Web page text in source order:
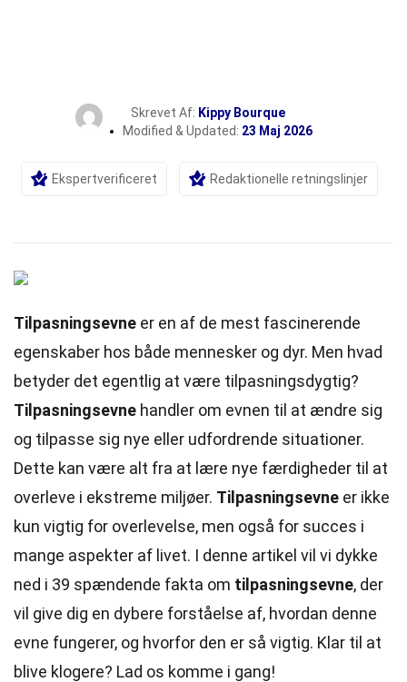
Skrevet Af: Kippy Bourque
Modified & Updated: 23 Maj 2026
Ekspertverificeret Redaktionelle retningslinjer
Tilpasningsevne er en af de mest fascinerende
egenskaber hos både mennesker og dyr. Men hvad
betyder det egentlig at være tilpasningsdygtig?
Tilpasningsevne handler om evnen til at ændre sig
og tilpasse sig nye eller udfordrende situationer.
Dette kan være alt fra at lære nye færdigheder til at
overleve i ekstreme miljøer. Tilpasningsevne er ikke
kun vigtig for overlevelse, men også for succes i
mange aspekter af livet. I denne artikel vil vi dykke
ned i 39 spændende fakta om tilpasningsevne, der
vil give dig en dybere forståelse af, hvordan denne
evne fungerer, og hvorfor den er så vigtig. Klar til at
blive klogere? Lad os komme i gang!